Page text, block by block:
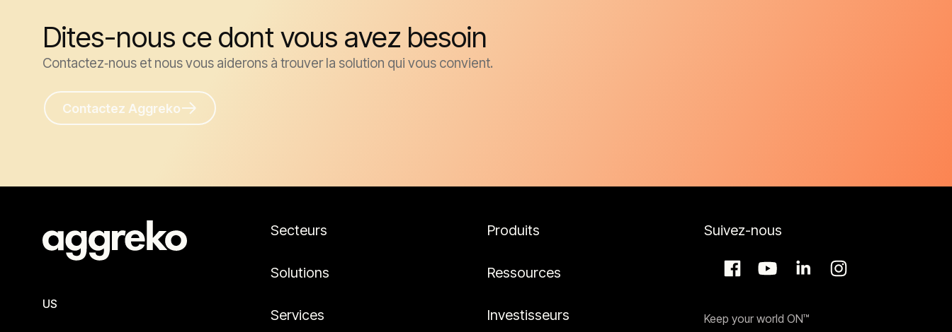
Transport pneumatique
Dites-nous ce dont vous avez besoin
Contactez‑nous et nous vous aiderons à trouver la solution qui vous convient.
Contactez Aggreko
US
Secteurs
Solutions
Services
Produits
Ressources
Investisseurs
Suivez-nous
Keep your world ON™